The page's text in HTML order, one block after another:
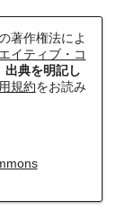
著作権法によ
イティブ・コ
出典を明記し
規約をお読み